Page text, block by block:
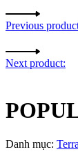
Previous
Next product:
Danh mục: